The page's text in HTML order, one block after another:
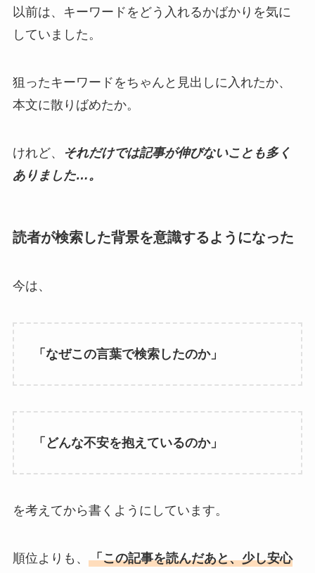
以前は、キーワードをどう入れるかばかりを気に
していました。
狙ったキーワードをちゃんと見出しに入れたか、
本文に散りばめたか。
けれど、
それだけでは記事が伸びないことも多く
ありました…。
読者が検索した背景を意識するようになった
今は、
「なぜこの言葉で検索したのか」
「どんな不安を抱えているのか」
を考えてから書くようにしています。
順位よりも、 「この記事を読んだあと、少し安心